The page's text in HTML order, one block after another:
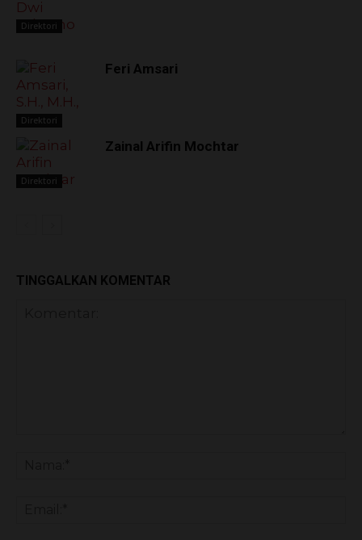
Direktori
Direktori
Feri Amsari
Direktori
Zainal Arifin Mochtar
TINGGALKAN KOMENTAR